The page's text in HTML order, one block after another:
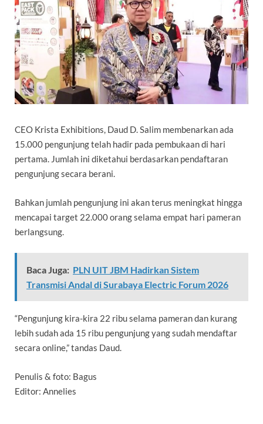
CEO Krista Exhibitions, Daud D. Salim membenarkan ada
15.000 pengunjung telah hadir pada pembukaan di hari
pertama. Jumlah ini diketahui berdasarkan pendaftaran
pengunjung secara berani.
Bahkan jumlah pengunjung ini akan terus meningkat hingga
mencapai target 22.000 orang selama empat hari pameran
berlangsung.
Baca Juga: PLN UIT JBM Hadirkan Sistem
Transmisi Andal di Surabaya Electric Forum 2026
“Pengunjung kira-kira 22 ribu selama pameran dan kurang
lebih sudah ada 15 ribu pengunjung yang sudah mendaftar
secara online,” tandas Daud.
Penulis & foto: Bagus
Editor: Annelies